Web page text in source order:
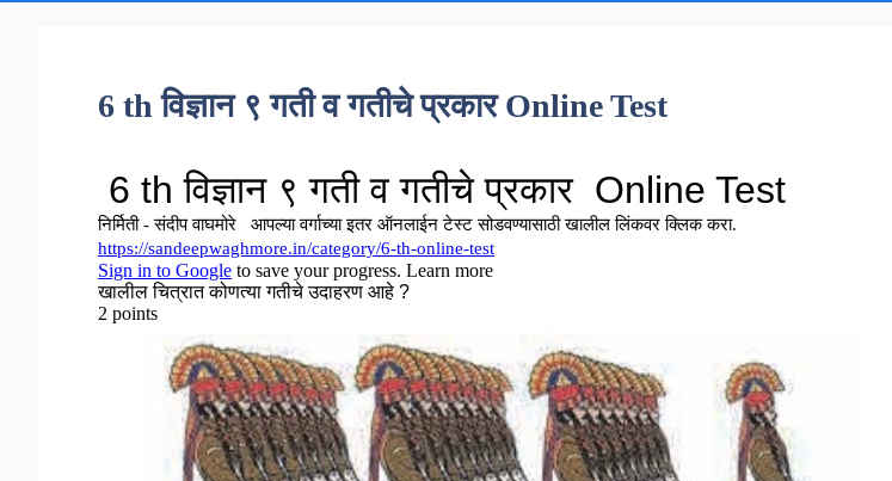
6 th विज्ञान ९ गती व गतीचे प्रकार Online Test